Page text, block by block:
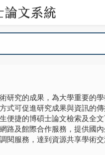
研究的成果，為大學重要的學
式可促進研究成果與資訊的傳
便捷的博碩士論文檢索及全
路及館際合作服務，提供國
閱服務，達到資源共享學術交